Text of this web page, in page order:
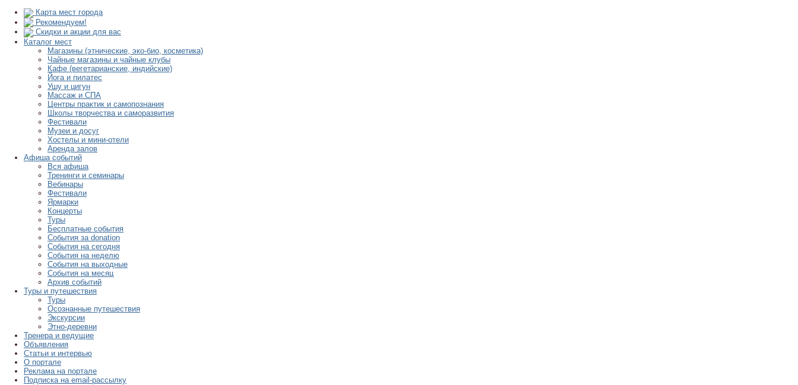
Карта мест города
Рекомендуем!
Скидки и акции для вас
Каталог мест
Магазины (этнические, эко-био, косметика)
Чайные магазины и чайные клубы
Кафе (вегетарианские, индийские)
Йога и пилатес
Ушу и цигун
Массаж и СПА
Центры практик и самопознания
Школы творчества и саморазвития
Фестивали
Музеи и досуг
Хостелы и мини-отели
Аренда залов
Афиша событий
Вся афиша
Тренинги и семинары
Вебинары
Фестивали
Ярмарки
Концерты
Туры
Бесплатные события
События за donation
События на сегодня
События на неделю
События на выходные
События на месяц
Архив событий
Туры и путешествия
Туры
Осознанные путешествия
Экскурсии
Этно-деревни
Тренера и ведущие
Объявления
Статьи и интервью
О портале
Реклама на портале
Подписка на email-рассылку